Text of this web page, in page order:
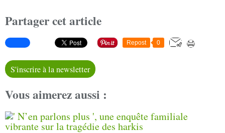
Partager cet article
Repost 0
S'inscrire à la newsletter
Vous aimerez aussi :